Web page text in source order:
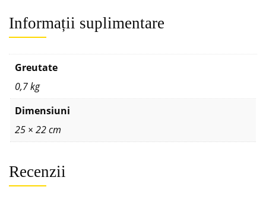
Informații suplimentare
Greutate
0,7 kg
Dimensiuni
25 × 22 cm
Recenzii